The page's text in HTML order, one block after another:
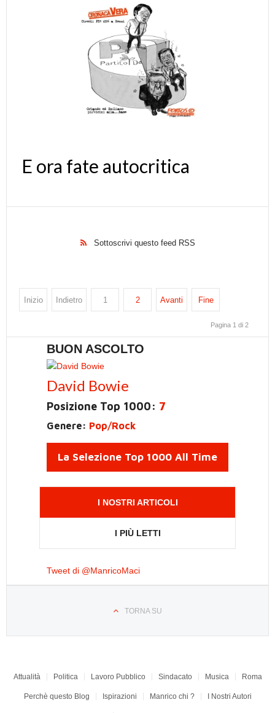
E ora fate autocritica
Sottoscrivi questo feed RSS
Inizio Indietro 1 2 Avanti Fine
Pagina 1 di 2
BUON ASCOLTO
David Bowie
Posizione Top 1000: 7
Genere: Pop/Rock
La Selezione Top 1000 All Time
I NOSTRI ARTICOLI
I PIÙ LETTI
Tweet di @ManricoMaci
TORNA SU
Attualità Politica Lavoro Pubblico Sindacato Musica Roma
Perchè questo Blog Ispirazioni Manrico chi ? I Nostri Autori